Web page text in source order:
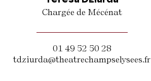
Chargée de Mécénat
01 49 52 50 28
tdziurda@theatrechampselysees.fr